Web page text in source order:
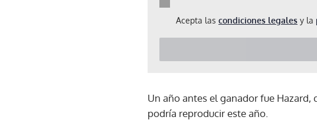
Acepta las condiciones legales y la
Un año antes el ganador fue Hazard,
podría reproducir este año.